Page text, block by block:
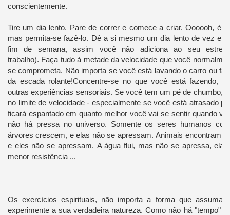
conscientemente.
Tire um dia lento. Pare de correr e comece a criar. Oooooh, é
mas permita-se fazê-lo. Dê a si mesmo um dia lento de vez
fim de semana, assim você não adiciona ao seu
trabalho). Faça tudo à metade da velocidade que você
se comprometa. Não importa se você está lavando o carro ou
da escada rolante!Concentre-se no que você está fazendo,
outras experiências sensoriais. Se você tem um pé de chumbo,
no limite de velocidade - especialmente se você está atrasado
ficará espantado em quanto melhor você vai se sentir quando
não há pressa no universo. Somente os seres humanos
árvores crescem, e elas não se apressam.Animais encontram
e eles não se apressam. A água flui, mas não se apressa, ela
menor resistência ...
Os exercícios espirituais, não importa a forma que
experimente a sua verdadeira natureza.Como não há "tempo"